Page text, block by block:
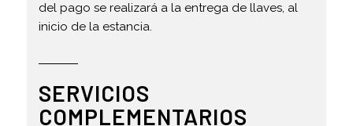
del pago se realizará a la entrega de llaves, al
inicio de la estancia.
SERVICIOS
COMPLEMENTARIOS